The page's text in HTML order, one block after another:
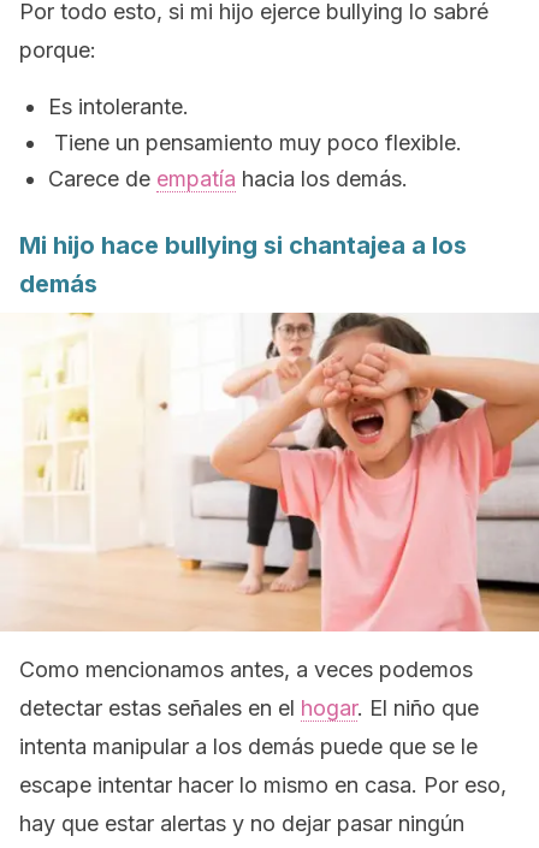
Por todo esto, si mi hijo ejerce bullying lo sabré
porque:
Es intolerante.
Tiene un pensamiento muy poco flexible.
Carece de empatía hacia los demás.
Mi hijo hace bullying si chantajea a los
demás
Como mencionamos antes, a veces podemos
detectar estas señales en el hogar. El niño que
intenta manipular a los demás puede que se le
escape intentar hacer lo mismo en casa. Por eso,
hay que estar alertas y no dejar pasar ningún